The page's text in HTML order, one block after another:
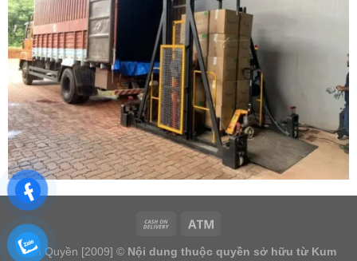
Bản Quyền [2009] © Nội dung thuộc quyền sở hữu từ Kum